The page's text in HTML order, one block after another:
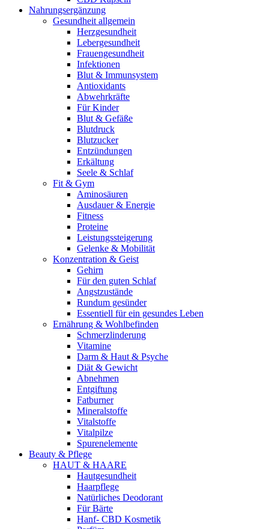
Nahrungsergänzung
Gesundheit allgemein
Herzgesundheit
Lebergesundheit
Frauengesundheit
Infektionen
Blut & Immunsystem
Antioxidants
Abwehrkräfte
Für Kinder
Blut & Gefäße
Blutdruck
Blutzucker
Entzündungen
Erkältung
Seele & Schlaf
Fit & Gym
Aminosäuren
Ausdauer & Energie
Fitness
Proteine
Leistungssteigerung
Gelenke & Mobilität
Konzentration & Geist
Gehirn
Für den guten Schlaf
Angstzustände
Rundum gesünder
Essentiell für ein gesundes Leben
Ernährung & Wohlbefinden
Schmerzlinderung
Vitamine
Darm & Haut & Psyche
Diät & Gewicht
Abnehmen
Entgiftung
Fatburner
Mineralstoffe
Vitalstoffe
Vitalpilze
Spurenelemente
Beauty & Pflege
HAUT & HAARE
Hautgesundheit
Haarpflege
Natürliches Deodorant
Für Bärte
Hanf- CBD Kosmetik